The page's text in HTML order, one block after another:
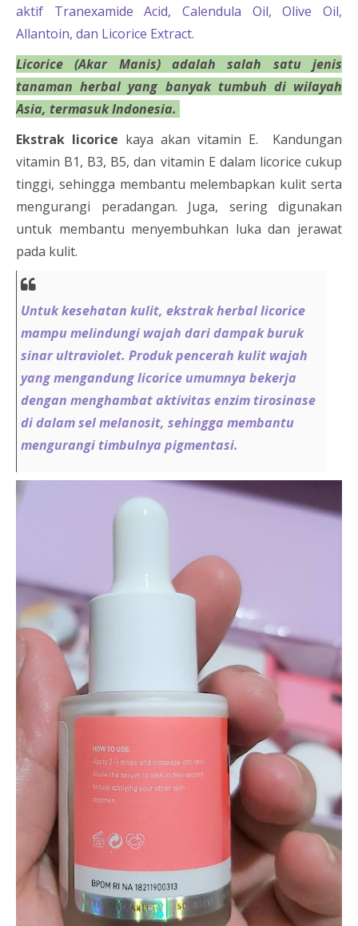
aktif Tranexamide Acid, Calendula Oil, Olive Oil,
Allantoin, dan Licorice Extract.
Licorice (Akar Manis) adalah salah satu jenis
tanaman herbal yang banyak tumbuh di wilayah
Asia, termasuk Indonesia.
Ekstrak licorice kaya akan vitamin E. Kandungan
vitamin B1, B3, B5, dan vitamin E dalam licorice cukup
tinggi, sehingga membantu melembapkan kulit serta
mengurangi peradangan. Juga, sering digunakan
untuk membantu menyembuhkan luka dan jerawat
pada kulit.
Untuk kesehatan kulit, ekstrak herbal licorice
mampu melindungi wajah dari dampak buruk
sinar ultraviolet. Produk pencerah kulit wajah
yang mengandung licorice umumnya bekerja
dengan menghambat aktivitas enzim tirosinase
di dalam sel melanosit, sehingga membantu
mengurangi timbulnya pigmentasi.